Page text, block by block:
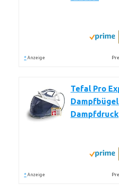
* Anzeige
Tefal Pro
Dampfdruck
* Anzeige